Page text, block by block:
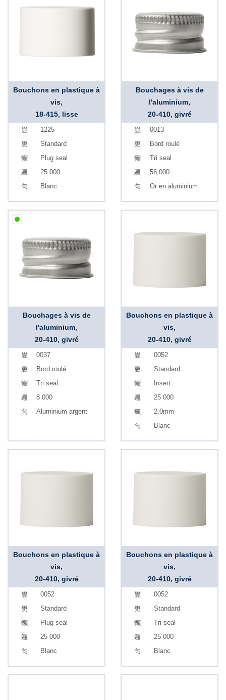
Bouchons en plastique à
vis,
18-415, lisse
1225
Standard
Plug seal
25 000
Blanc
Bouchages à vis de
l'aluminium,
20-410, givré
0013
Bord roulé
Tri seal
56 000
Or en aluminium
Bouchages à vis de
l'aluminium,
20-410, givré
0037
Bord roulé
Tri seal
8 000
Aluminium argent
Bouchons en plastique à
vis,
20-410, givré
0052
Standard
Insert
25 000
2.0mm
Blanc
Bouchons en plastique à
vis,
20-410, givré
0052
Standard
Plug seal
25 000
Blanc
Bouchons en plastique à
vis,
20-410, givré
0052
Standard
Tri seal
25 000
Blanc